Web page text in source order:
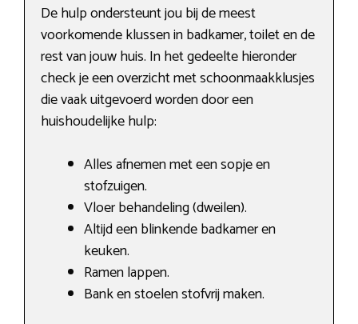
De hulp ondersteunt jou bij de meest
voorkomende klussen in badkamer, toilet en de
rest van jouw huis. In het gedeelte hieronder
check je een overzicht met schoonmaakklusjes
die vaak uitgevoerd worden door een
huishoudelijke hulp:
Alles afnemen met een sopje en
stofzuigen.
Vloer behandeling (dweilen).
Altijd een blinkende badkamer en
keuken.
Ramen lappen.
Bank en stoelen stofvrij maken.